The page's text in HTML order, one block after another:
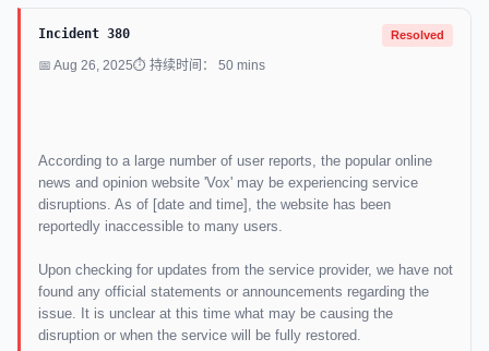
Incident 380 Resolved
📅 Aug 26, 2025⏱ 持续时间： 50 mins
According to a large number of user reports, the popular online
news and opinion website 'Vox' may be experiencing service
disruptions. As of [date and time], the website has been
reportedly inaccessible to many users.
Upon checking for updates from the service provider, we have not
found any official statements or announcements regarding the
issue. It is unclear at this time what may be causing the
disruption or when the service will be fully restored.